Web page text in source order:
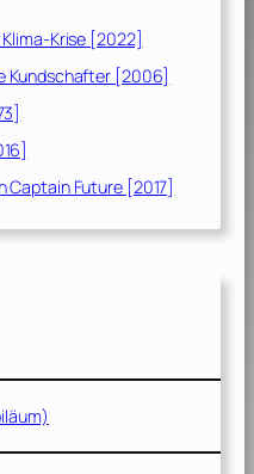
Krise [2022]
Kundschafter [2006]
Captain Future [2017]